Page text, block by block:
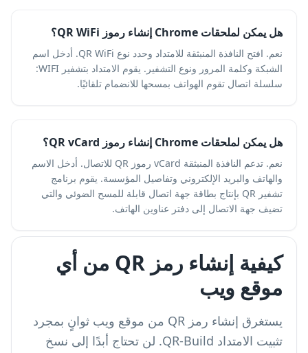
هل يمكن لملحقات Chrome إنشاء رموز QR WiFi؟
نعم. افتح النافذة المنبثقة للامتداد وحدد نوع QR WiFi. أدخل اسم
الشبكة وكلمة المرور ونوع التشفير. يقوم الامتداد بتشفير WIFI:
سلسلة اتصال تقوم الهواتف بمسحها للانضمام تلقائيًا.
هل يمكن لملحقات Chrome إنشاء رموز QR vCard؟
نعم. تدعم النافذة المنبثقة vCard رموز QR للاتصال. أدخل الاسم
والهاتف والبريد الإلكتروني وتفاصيل المؤسسة. يقوم برنامج
تشفير QR بإنتاج بطاقة جهة اتصال قابلة للمسح الضوئي والتي
تضيف جهة الاتصال إلى دفتر عناوين الهاتف.
كيفية إنشاء رمز QR من أي
موقع ويب
يستغرق إنشاء رمز QR من موقع ويب ثوانٍ بمجرد
تثبيت الامتداد QR-Build. لن تحتاج أبدًا إلى نسخ